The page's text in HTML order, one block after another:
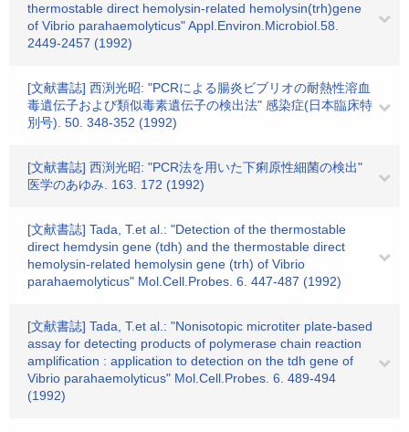
thermostable direct hemolysin-related hemolysin(trh)gene
of Vibrio parahaemolyticus" Appl.Environ.Microbiol.58.
2449-2457 (1992)
[文献書誌] 西渕光昭: "PCRによる腸炎ビブリオの耐熱性溶血
毒遺伝子および類似毒素遺伝子の検出法" 感染症(日本臨床特
別号). 50. 348-352 (1992)
[文献書誌] 西渕光昭: "PCR法を用いた下痢原性細菌の検出"
医学のあゆみ. 163. 172 (1992)
[文献書誌] Tada, T.et al.: "Detection of the thermostable
direct hemdysin gene (tdh) and the thermostable direct
hemolysin-related hemolysin gene (trh) of Vibrio
parahaemolyticus" Mol.Cell.Probes. 6. 447-487 (1992)
[文献書誌] Tada, T.et al.: "Nonisotopic microtiter plate-based
assay for detecting products of polymerase chain reaction
amplification : application to detection on the tdh gene of
Vibrio parahaemolyticus" Mol.Cell.Probes. 6. 489-494
(1992)